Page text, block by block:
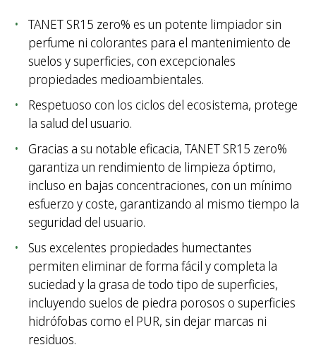
TANET SR15 zero% es un potente limpiador sin
perfume ni colorantes para el mantenimiento de
suelos y superficies, con excepcionales
propiedades medioambientales.
Respetuoso con los ciclos del ecosistema, protege
la salud del usuario.
Gracias a su notable eficacia, TANET SR15 zero%
garantiza un rendimiento de limpieza óptimo,
incluso en bajas concentraciones, con un mínimo
esfuerzo y coste, garantizando al mismo tiempo la
seguridad del usuario.
Sus excelentes propiedades humectantes
permiten eliminar de forma fácil y completa la
suciedad y la grasa de todo tipo de superficies,
incluyendo suelos de piedra porosos o superficies
hidrófobas como el PUR, sin dejar marcas ni
residuos.